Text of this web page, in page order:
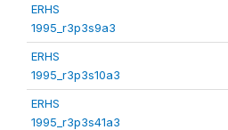
ERHS
1995_r3p3s9a3
ERHS
1995_r3p3s10a3
ERHS
1995_r3p3s41a3